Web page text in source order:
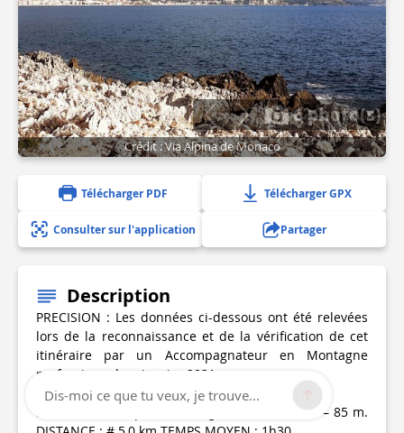
6 photo(s)
Crédit : Via Alpina de Monaco
Télécharger PDF Télécharger GPX
Consulter sur l'application Partager
Description
PRECISION : Les données ci-dessous ont été relevées
lors de la reconnaissance et de la vérification de cet
itinéraire par un Accompagnateur en Montagne
professionnel en janvier 2021.
DENIVELE REEL, positif et négatif : # + 80 m et – 85 m.
Dis-moi ce que tu veux, je trouve...